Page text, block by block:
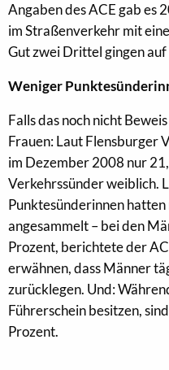
Angaben des ACE gab es
im Straßenverkehr mit
Gut zwei Drittel gingen
Weniger
Falls das noch nicht
Frauen: Laut Flensburger
im Dezember 2008 nur
Verkehrssünder weiblich.
Punktesünderinnen
angesammelt – bei den
Prozent, berichtete der
erwähnen, dass Männer
zurücklegen. Und:
Führerschein besitzen,
Prozent.